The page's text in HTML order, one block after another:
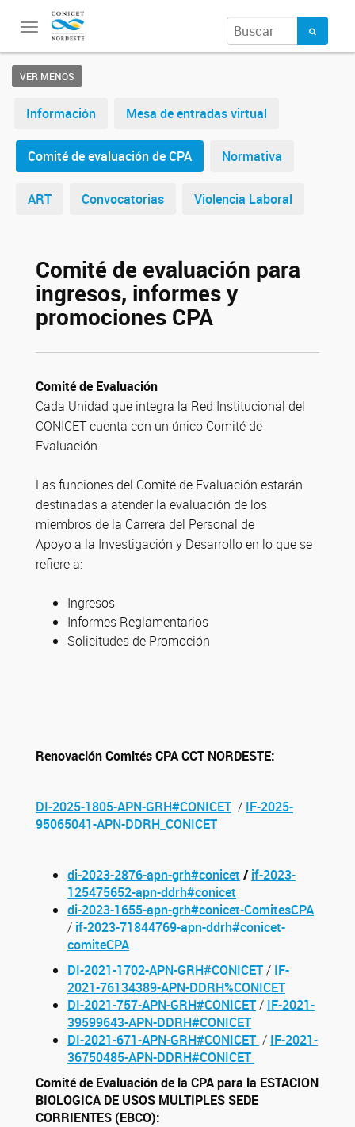
Toggle
navigation
VER MENOS
Información Mesa de entradas virtual
Comité de evaluación de CPA Normativa
ART Convocatorias Violencia Laboral
Comité de evaluación para
ingresos, informes y
promociones CPA
Comité de Evaluación
Cada Unidad que integra la Red Institucional del
CONICET cuenta con un único Comité de
Evaluación.
Las funciones del Comité de Evaluación estarán
destinadas a atender la evaluación de los
miembros de la Carrera del Personal de
Apoyo a la Investigación y Desarrollo en lo que se
refiere a:
Ingresos
Informes Reglamentarios
Solicitudes de Promoción
Renovación Comités CPA CCT NORDESTE:
DI-2025-1805-APN-GRH#CONICET / IF-2025-
95065041-APN-DDRH_CONICET
di-2023-2876-apn-grh#conicet /if-2023-
125475652-apn-ddrh#conicet
di-2023-1655-apn-grh#conicet-ComitesCPA
/ if-2023-71844769-apn-ddrh#conicet-
comiteCPA
DI-2021-1702-APN-GRH#CONICET/ IF-
2021-76134389-APN-DDRH%CONICET
DI-2021-757-APN-GRH#CONICET/ IF-2021-
39599643-APN-DDRH#CONICET
DI-2021-671-APN-GRH#CONICET / IF-2021-
36750485-APN-DDRH#CONICET
Comité de Evaluación de la CPA para la ESTACION
BIOLOGICA DE USOS MULTIPLES SEDE
CORRIENTES (EBCO):